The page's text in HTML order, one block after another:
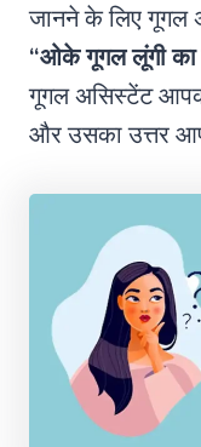
जानने के लिए गूगल
“ओके गूगललूंगी का
गूगल असिस्टेंट
और उसका उत्तर